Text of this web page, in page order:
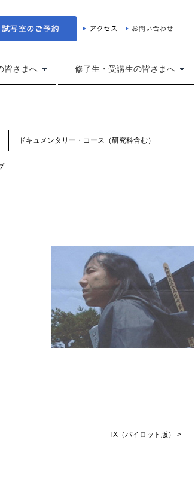
皆さまへ 修了生・受講生の皆さまへ
ドキュメンタリー・コース（研究科含む）
TX（パイロット版） >